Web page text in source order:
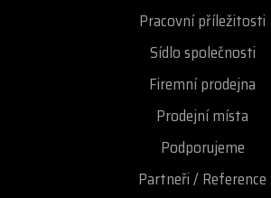
Pracovní příležitosti
Sídlo společnosti
Firemní prodejna
Prodejní místa
Podporujeme
Partneři / Reference